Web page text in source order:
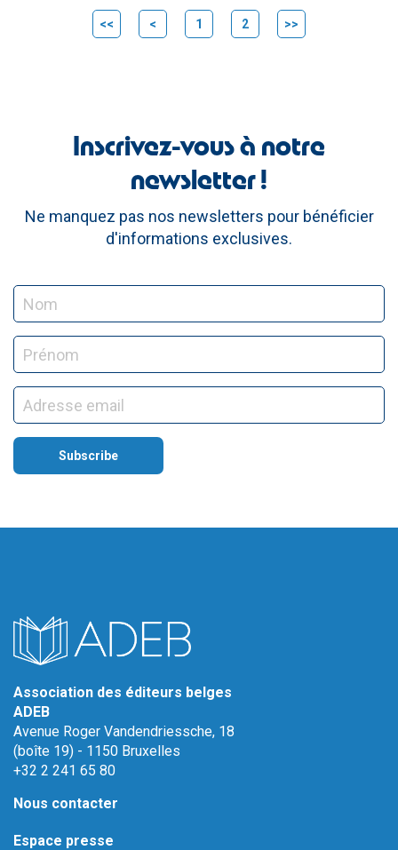
<< < 1 2 >>
Inscrivez-vous à notre
newsletter !
Ne manquez pas nos newsletters pour bénéficier
d'informations exclusives.
Association des éditeurs belges
ADEB
Avenue Roger Vandendriessche, 18
(boîte 19) - 1150 Bruxelles
+32 2 241 65 80
Nous contacter
Espace presse